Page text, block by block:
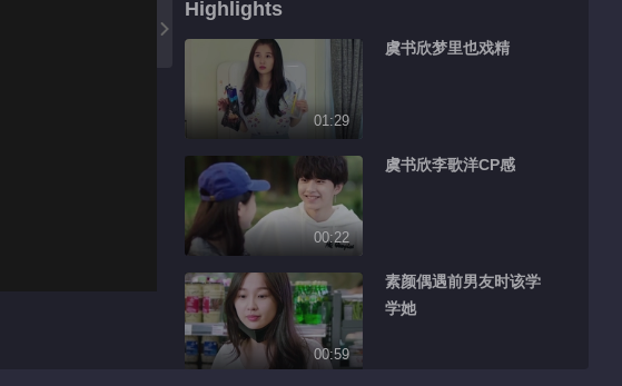
Highlights
01:29
虞书欣梦里也戏精
00:22
虞书欣李歌洋CP感
00:59
素颜偶遇前男友时该学
学她